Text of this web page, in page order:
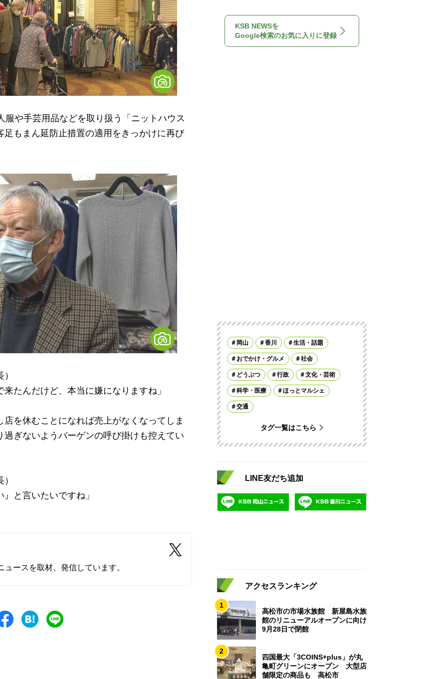
や手芸用品などを取り扱う「ニットハウス
もまん延防止措置の適用をきっかけに再び
たんだけど、本当に嫌になりますね」
を休むことになれば売上がなくなってしま
ぎないようバーゲンの呼び掛けも控えてい
と言いたいですね」
ースを取材、発信しています。
KSB NEWSを
Google検索のお気に入りに登録
岡山 香川 生活・話題
おでかけ・グルメ 社会
どうぶつ 行政 文化・芸術
科学・医療 ほっとマルシェ
交通
タグ一覧はこちら
LINE友だち追加
アクセスランキング
1
高松市の市場水族館 新屋島水族
館のリニューアルオープンに向け
9月28日で閉館
2
四国最大「3COINS+plus」が丸
亀町グリーンにオープン 大型店
舗限定の商品も 高松市